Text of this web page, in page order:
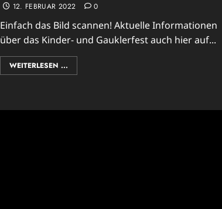
12. FEBRUAR 2022 0
Einfach das Bild scannen! Aktuelle Informationen
über das Kinder- und Gauklerfest auch hier auf...
WEITERLESEN ...